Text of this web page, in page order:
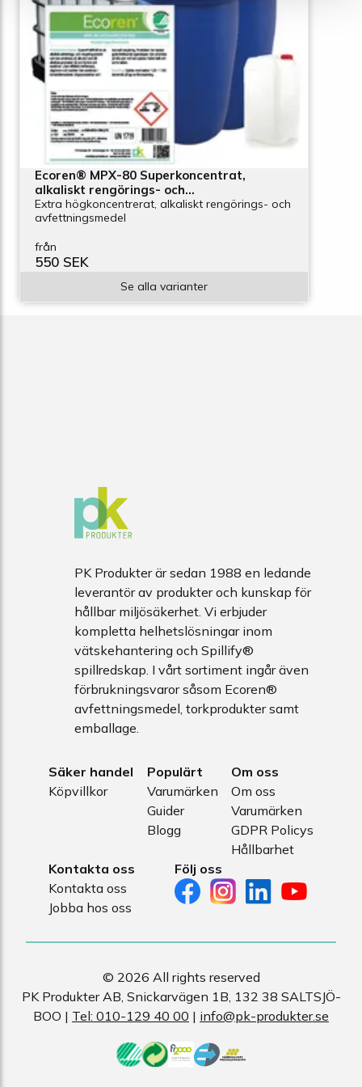
Ecoren® MPX-80 Superkoncentrat,
alkaliskt rengörings- och
avfettningsmedel
Extra högkoncentrerat, alkaliskt rengörings- och
avfettningsmedel
från
550 SEK
Se alla varianter
PK Produkter är sedan 1988 en ledande
leverantör av produkter och kunskap för
hållbar miljösäkerhet. Vi erbjuder
kompletta helhetslösningar inom
vätskehantering och Spillify®
spillredskap. I vårt sortiment ingår även
förbrukningsvaror såsom Ecoren®
avfettningsmedel, torkprodukter samt
emballage.
Säker handel
Köpvillkor
Populärt
Varumärken
Guider
Blogg
Om oss
Om oss
Varumärken
GDPR Policys
Hållbarhet
Kontakta oss
Kontakta oss
Jobba hos oss
Följ oss
© 2026 All rights reserved
PK Produkter AB, Snickarvägen 1B, 132 38 SALTSJÖ-
BOO | Tel: 010-129 40 00 | info@pk-produkter.se